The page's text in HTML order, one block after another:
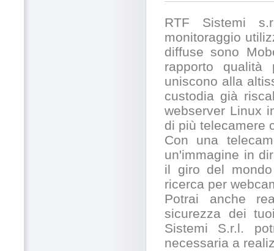
RTF Sistemi
monitoraggio
diffuse sono
rapporto qualità
uniscono alla
custodia già
webserver Linux
di più telecamere
Con una
un'immagine in
il giro del
ricerca per
Potrai anche
sicurezza dei
Sistemi S.r.l.
necessaria a